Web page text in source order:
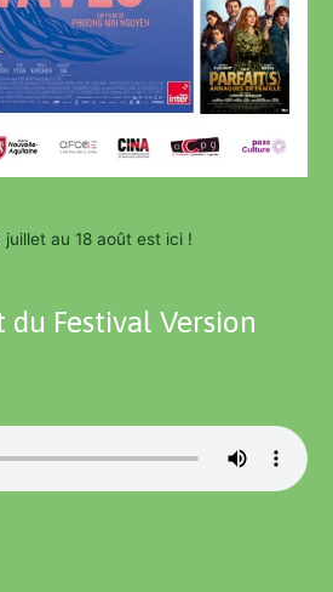
au 18 août est ici !
du Festival Version